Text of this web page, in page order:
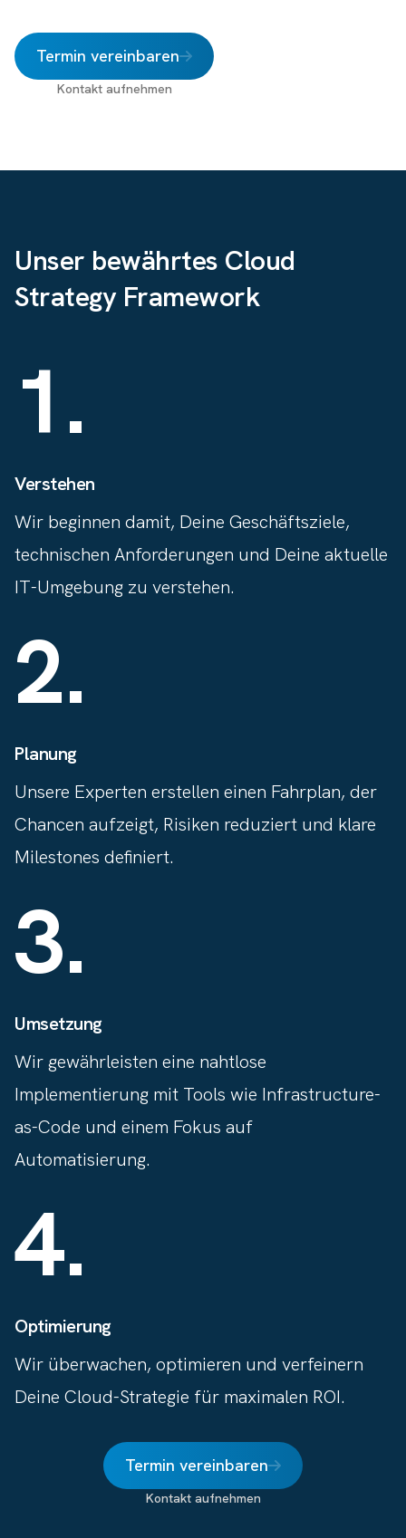
Termin vereinbaren
Kontakt aufnehmen
Unser bewährtes Cloud
Strategy Framework
1.
Verstehen
Wir beginnen damit, Deine Geschäftsziele,
technischen Anforderungen und Deine aktuelle
IT-Umgebung zu verstehen.
2.
Planung
Unsere Experten erstellen einen Fahrplan, der
Chancen aufzeigt, Risiken reduziert und klare
Milestones definiert.
3.
Umsetzung
Wir gewährleisten eine nahtlose
Implementierung mit Tools wie Infrastructure-
as-Code und einem Fokus auf
Automatisierung.
4.
Optimierung
Wir überwachen, optimieren und verfeinern
Deine Cloud-Strategie für maximalen ROI.
Termin vereinbaren
Kontakt aufnehmen